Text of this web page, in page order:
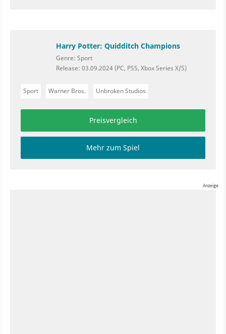
Harry Potter: Quidditch Champions
Genre: Sport
Release: 03.09.2024 (PC, PS5, Xbox Series X/S)
Sport Warner Bros. Unbroken Studios
Preisvergleich
Mehr zum Spiel